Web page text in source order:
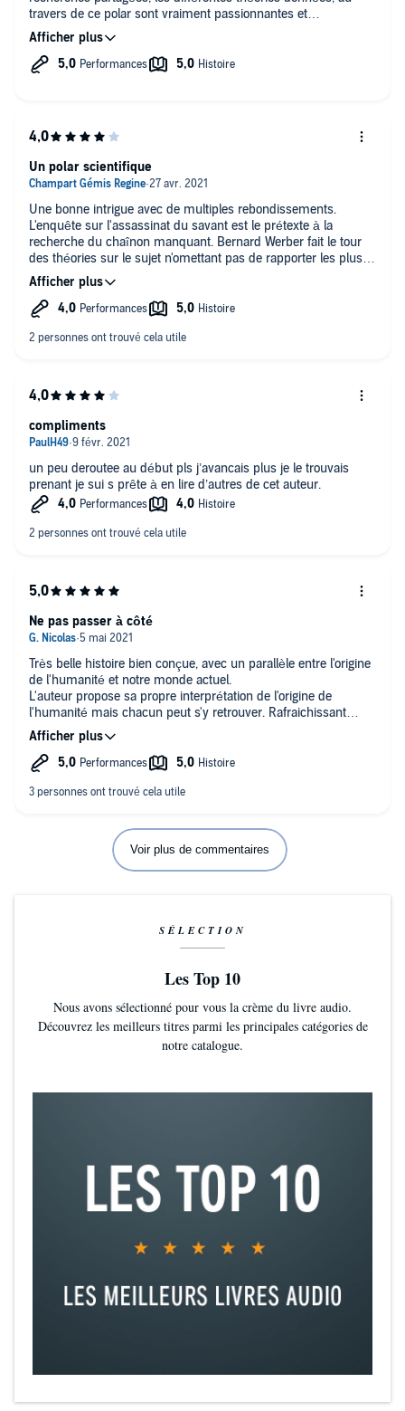
travers de ce polar sont vraiment passionnantes et
enrichissantes intellectuellement. Finalement, la pédagogie
c'est peut-être ça ? L'imaginaire portant le réel ?
Une bonne intrigue avec de multiples rebondissements.
L'enquête sur l'assassinat du savant est le prétexte à la
recherche du chaînon manquant. Bernard Werber fait le tour
des théories sur le sujet n'omettant pas de rapporter les plus
loufoques... Le livre n'est pas exempt d'humour sur l'odyssée
des espèces et se termine par une bonne réflexion
philosophique.
Un polar scientifique
un peu deroutee au début pls j’avancais plus je le trouvais
prenant je sui s prête à en lire d’autres de cet auteur.
compliments
Très belle histoire bien conçue, avec un parallèle entre l'origine
de l'humanité et notre monde actuel.
L'auteur propose sa propre interprétation de l'origine de
l'humanité mais chacun peut s'y retrouver. Rafraichissant
dans le bon sens du terme.
Ne pas passer à côté
Voir plus de commentaires
SÉLECTION
Les Top 10
Nous avons sélectionné pour vous la crème du livre audio.
Découvrez les meilleurs titres parmi les principales catégories de
notre catalogue.